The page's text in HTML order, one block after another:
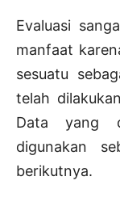
Evaluasi
manfaat
sesuatu
telah
Data yang
digunakan
berikutnya.